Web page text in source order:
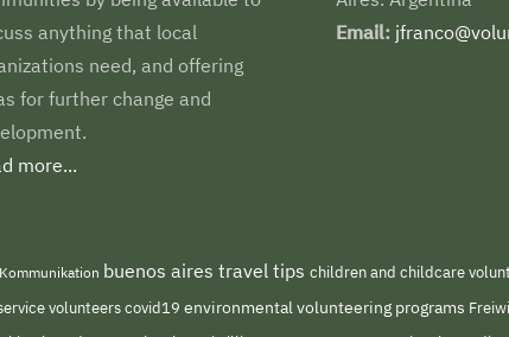
anything that local
need, and offering
for further change and
more...
Email:
buenos aires travel tips children and childcare
volunteerscovid19 environmental volunteering programs